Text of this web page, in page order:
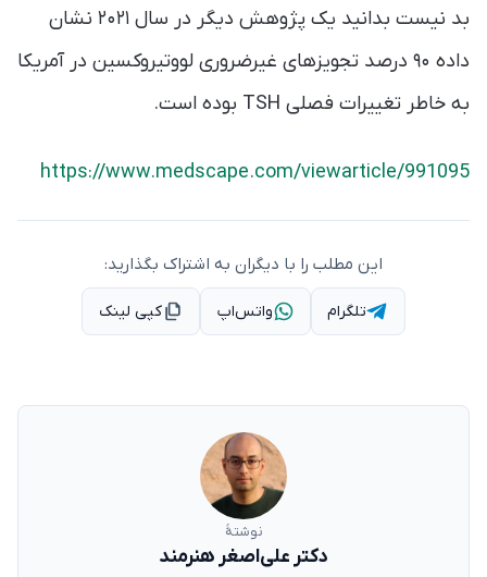
بد نیست بدانید یک پژوهش دیگر در سال ۲۰۲۱ نشان
داده ۹۰ درصد تجویز‌های غیرضروری لووتیروکسین در آمریکا
به خاطر تغییرات فصلی TSH بوده است.
https://www.medscape.com/viewarticle/991095
این مطلب را با دیگران به اشتراک بگذارید:
تلگرام واتس‌اپ کپی لینک
نوشتهٔ
دکتر علی‌اصغر هنرمند